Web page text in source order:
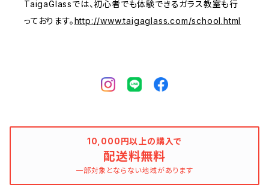
TaigaGlassでは、初心者でも体験できるガラス教室も行
っております。http://www.taigaglass.com/school.html
10,000円以上の購入で
配送料無料
一部対象とならない地域があります